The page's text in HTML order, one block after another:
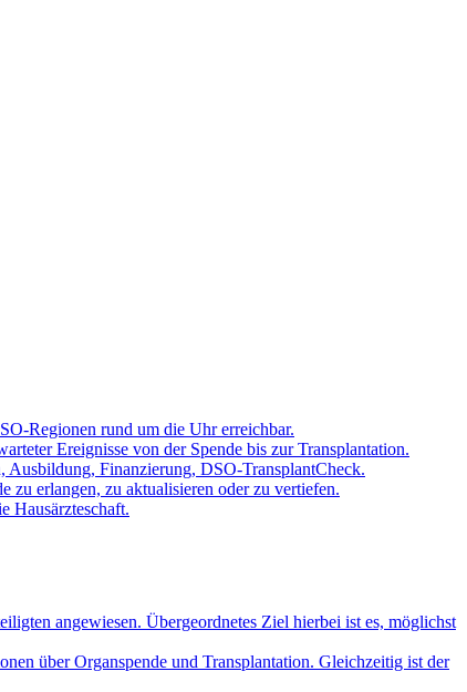
Regionen rund um die Uhr erreichbar.
Ereignisse von der Spende bis zur Transplantation.
Ausbildung, Finanzierung, DSO-TransplantCheck.
zu erlangen, zu aktualisieren oder zu vertiefen.
Hausärzteschaft.
angewiesen. Übergeordnetes Ziel hierbei ist es, möglichst
über Organspende und Transplantation. Gleichzeitig ist der